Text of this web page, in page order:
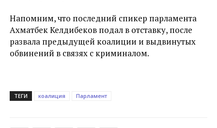
Напомним, что последний спикер парламента
Ахматбек Келдибеков подал в отставку, после
развала предыдущей коалиции и выдвинутых
обвинений в связях с криминалом.
ТЕГИ коалиция Парламент